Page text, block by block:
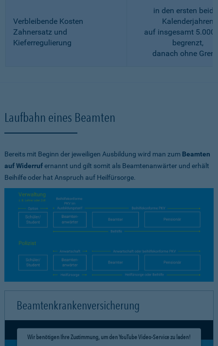
Verbleibende Kosten
Zahnersatz und
Kieferregulierung
in den ersten
Kalenderjahren
auf insgesamt 5.000
begrenzt,
danach ohne
Laufbahn eines Beamten
Bereits mit Beginn der jeweiligen Ausbildung wird man zum Beamten
auf Widerrufernannt und gilt somit als Beamtenanwärter und erhält
Beihilfe oder hat Anspruch auf Heilfürsorge.
Beamtenkrankenversicherung
Wir benötigen Ihre Zustimmung, um den YouTube Video-Service zu laden!